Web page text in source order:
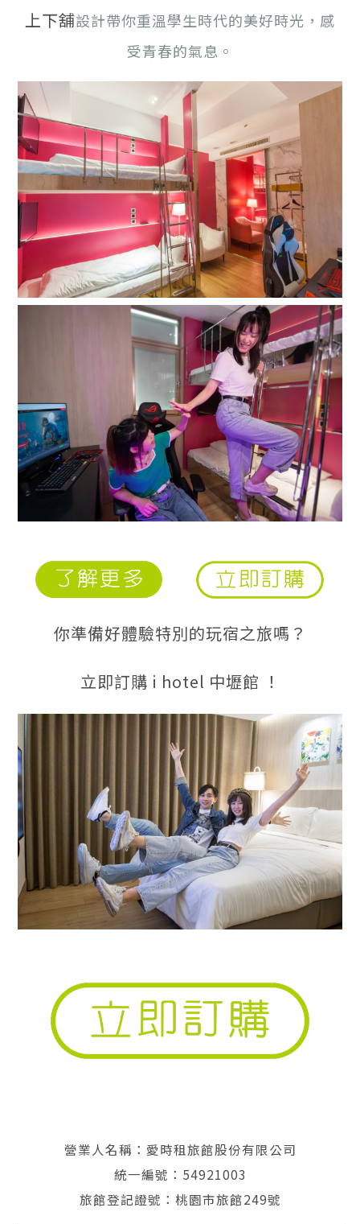
上下舖設計帶你重溫學生時代的美好時光，感
受青春的氣息。
你準備好體驗特別的玩宿之旅嗎？
立即訂購 i hotel 中壢館 ！
營業人名稱：愛時租旅館股份有限公司
統一編號：54921003
旅館登記證號：桃園市旅館249號